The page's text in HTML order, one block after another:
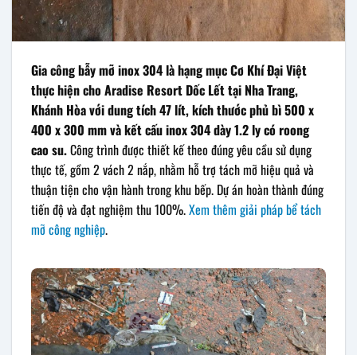
Gia công bẫy mỡ inox 304 là hạng mục Cơ Khí Đại Việt
thực hiện cho Aradise Resort Dốc Lết tại Nha Trang,
Khánh Hòa với dung tích 47 lít, kích thước phủ bì 500 x
400 x 300 mm và kết cấu inox 304 dày 1.2 ly có roong
cao su.Công trình được thiết kế theo đúng yêu cầu sử dụng
thực tế, gồm 2 vách 2 nắp, nhằm hỗ trợ tách mỡ hiệu quả và
thuận tiện cho vận hành trong khu bếp. Dự án hoàn thành đúng
tiến độ và đạt nghiệm thu 100%.Xem thêm giải pháp bể tách
mỡ công nghiệp.